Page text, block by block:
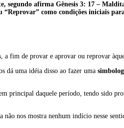
segundo afirma Gênesis 3: 17 –
como condições iniciais
fim de provar e aprovar ou reprovar
dá uma idéia disso ao fazer uma
principal daquele período, tendo sido
nos mostra nenhum indício nesse